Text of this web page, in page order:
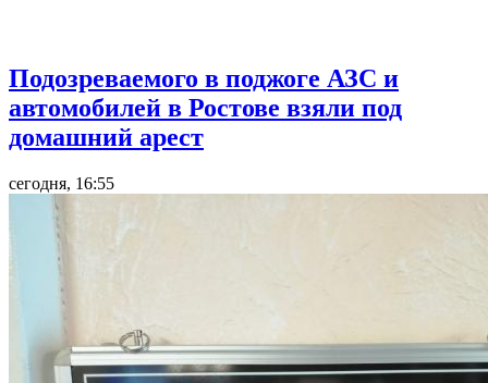
Подозреваемого в поджоге АЗС и
автомобилей в Ростове взяли под
домашний арест
сегодня, 16:55